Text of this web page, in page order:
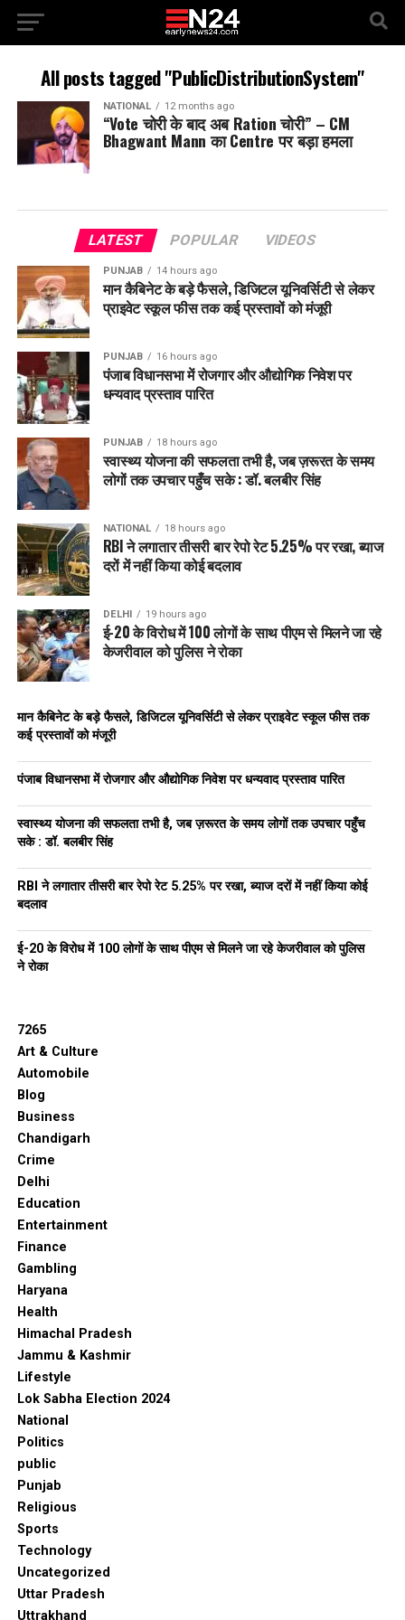
All posts tagged "PublicDistributionSystem"
NATIONAL 12 months ago
“Vote चोरी के बाद अब Ration चोरी” – CM
Bhagwant Mann का Centre पर बड़ा हमला
LATEST POPULAR VIDEOS
PUNJAB 14 hours ago
मान कैबिनेट के बड़े फैसले, डिजिटल यूनिवर्सिटी से लेकर
प्राइवेट स्कूल फीस तक कई प्रस्तावों को मंजूरी
PUNJAB 16 hours ago
पंजाब विधानसभा में रोजगार और औद्योगिक निवेश पर
धन्यवाद प्रस्ताव पारित
PUNJAB 18 hours ago
स्वास्थ्य योजना की सफलता तभी है, जब ज़रूरत के समय
लोगों तक उपचार पहुँच सके : डॉ. बलबीर सिंह
NATIONAL 18 hours ago
RBI ने लगातार तीसरी बार रेपो रेट 5.25% पर रखा, ब्याज
दरों में नहीं किया कोई बदलाव
DELHI 19 hours ago
ई-20 के विरोध में 100 लोगों के साथ पीएम से मिलने जा रहे
केजरीवाल को पुलिस ने रोका
मान कैबिनेट के बड़े फैसले, डिजिटल यूनिवर्सिटी से लेकर प्राइवेट स्कूल फीस तक
कई प्रस्तावों को मंजूरी
पंजाब विधानसभा में रोजगार और औद्योगिक निवेश पर धन्यवाद प्रस्ताव पारित
स्वास्थ्य योजना की सफलता तभी है, जब ज़रूरत के समय लोगों तक उपचार पहुँच
सके : डॉ. बलबीर सिंह
RBI ने लगातार तीसरी बार रेपो रेट 5.25% पर रखा, ब्याज दरों में नहीं किया कोई
बदलाव
ई-20 के विरोध में 100 लोगों के साथ पीएम से मिलने जा रहे केजरीवाल को पुलिस
ने रोका
7265
Art & Culture
Automobile
Blog
Business
Chandigarh
Crime
Delhi
Education
Entertainment
Finance
Gambling
Haryana
Health
Himachal Pradesh
Jammu & Kashmir
Lifestyle
Lok Sabha Election 2024
National
Politics
public
Punjab
Religious
Sports
Technology
Uncategorized
Uttar Pradesh
Uttrakhand